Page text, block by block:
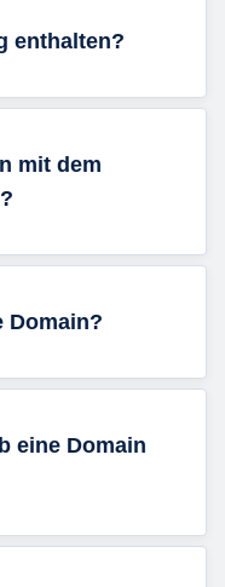
enthalten?
mit dem
Domain?
eine Domain